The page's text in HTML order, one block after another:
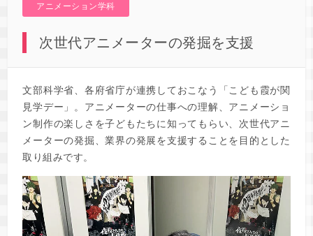
アニメーション学科
次世代アニメーターの発掘を支援
文部科学省、各府省庁が連携しておこなう「こども霞が関
見学デー」。アニメーターの仕事への理解、アニメーショ
ン制作の楽しさを子どもたちに知ってもらい、次世代アニ
メーターの発掘、業界の発展を支援することを目的とした
取り組みです。